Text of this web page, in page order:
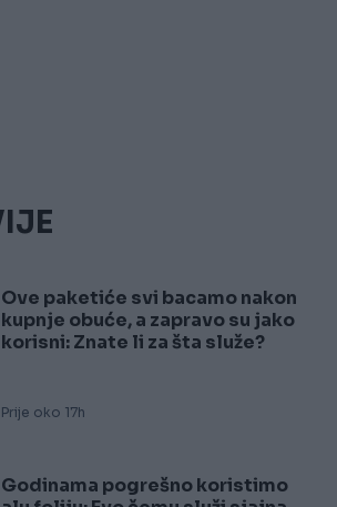
Ove paketiće svi bacamo nakon
kupnje obuće, a zapravo su jako
korisni: Znate li za šta služe?
Prije oko 17h
Godinama pogrešno koristimo